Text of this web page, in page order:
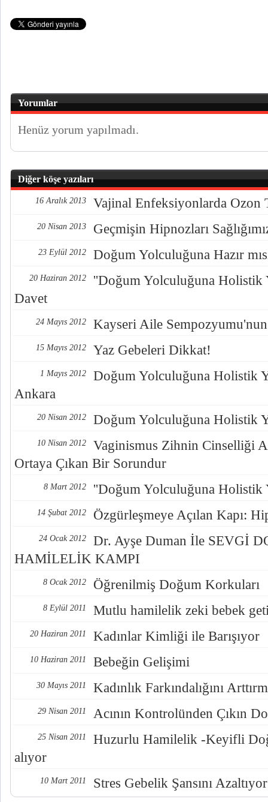
Yorumlar
Henüz yorum yapılmadı.
Diğer köşe yazıları
16 Aralık 2013 Vajinal Enfeksiyonlarda Ozon
20 Nisan 2013 Geçmişin Hipnozları
23 Eylül 2012 Doğum Yolculuğuna Hazır
20 Haziran 2012
''Doğum Yolculuğuna Holistik
Davet
24 Mayıs 2012 Kayseri Aile
15 Mayıs 2012 Yaz Gebeleri Dikkat!
1 Mayıs 2012
Doğum Yolculuğuna Holistik
Ankara
20 Nisan 2012 Doğum Yolculuğuna Holistik
10 Nisan 2012
Vaginismus Zihnin Cinselliği
Ortaya Çıkan Bir Sorundur
8 Mart 2012 ''Doğum Yolculuğuna Holistik
14 Şubat 2012 Özgürleşmeye Açılan Kapı:
24 Ocak 2012
Dr. Ayşe Duman İle SEVGİ
HAMİLELİK KAMPI
8 Ocak 2012 Öğrenilmiş Doğum Korkuları
8 Eylül 2011 Mutlu hamilelik zeki bebek
20 Haziran 2011 Kadınlar Kimliği ile Barışıyor
10 Haziran 2011 Bebeğin Gelişimi
30 Mayıs 2011 Kadınlık Farkındalığını
29 Nisan 2011 Acının Kontrolünden Çıkın
25 Nisan 2011
Huzurlu Hamilelik -Keyifli
alıyor
10 Mart 2011 Stres Gebelik Şansını Azaltıyor